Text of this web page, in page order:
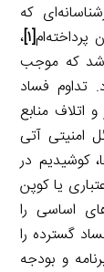
که
[۱] ،
شد که موجب
تداوم فساد
اتلاف منابع
امنیتی آتی
کوشیدیم در
یا کوپن
اساسی را
گسترده را
و بودجه